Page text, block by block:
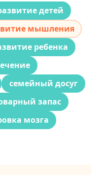
детей
мышления
ребенка
семейный досуг
запас
мозга